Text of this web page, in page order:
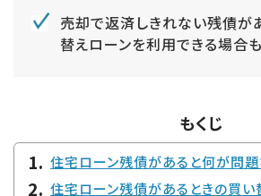
売却で返済しきれない残債が
替えローンを利用できる場合
もくじ
住宅ローン残債があると何が問
住宅ローン残債があるときの買い